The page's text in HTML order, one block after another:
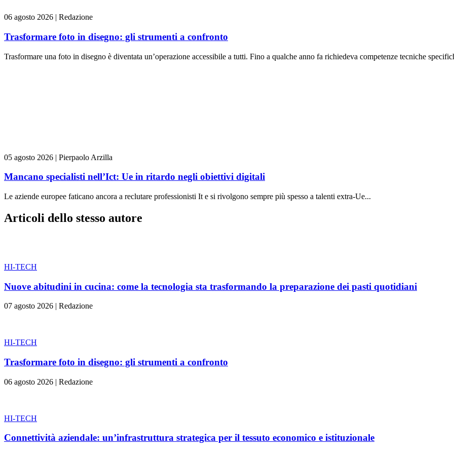
06 agosto 2026 | Redazione
Trasformare foto in disegno: gli strumenti a confronto
Trasformare una foto in disegno è diventata un’operazione accessibile a tutti. Fino a qualche anno fa richiedeva competenze tecniche
05 agosto 2026 | Pierpaolo Arzilla
Mancano specialisti nell’Ict: Ue in ritardo negli obiettivi digitali
Le aziende europee faticano ancora a reclutare professionisti It e si rivolgono sempre più spesso a talenti extra-Ue...
Articoli dello stesso autore
HI-TECH
Nuove abitudini in cucina: come la tecnologia sta trasformando la preparazione dei pasti quotidiani
07 agosto 2026 | Redazione
HI-TECH
Trasformare foto in disegno: gli strumenti a confronto
06 agosto 2026 | Redazione
HI-TECH
Connettività aziendale: un’infrastruttura strategica per il tessuto economico e istituzionale